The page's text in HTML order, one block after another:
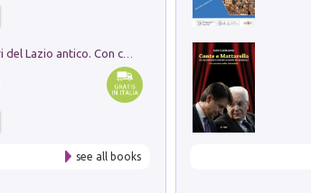
I monumenti funerari del Lazio antico. Con cartella con tavole
see all books